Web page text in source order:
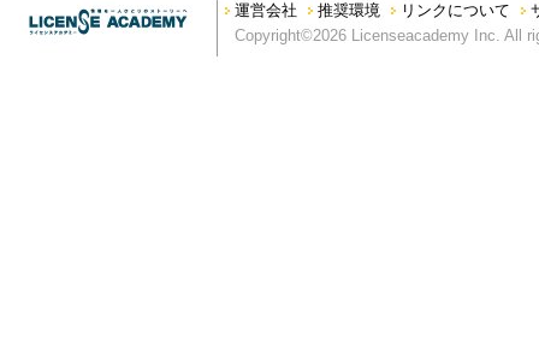
運営会社 推奨環境 リンクについて
Copyright©2026 Licenseacademy Inc. All